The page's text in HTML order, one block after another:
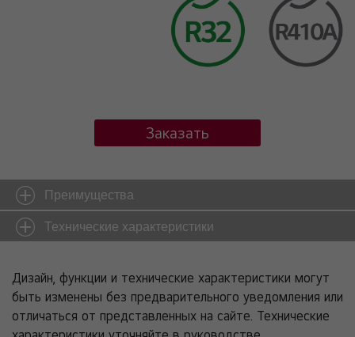
Заказать
Преимущества
Технические характеристики
Дизайн, функции и технические характеристики могут
быть изменены без предварительного уведомления или
отличаться от представленных на сайте. Технические